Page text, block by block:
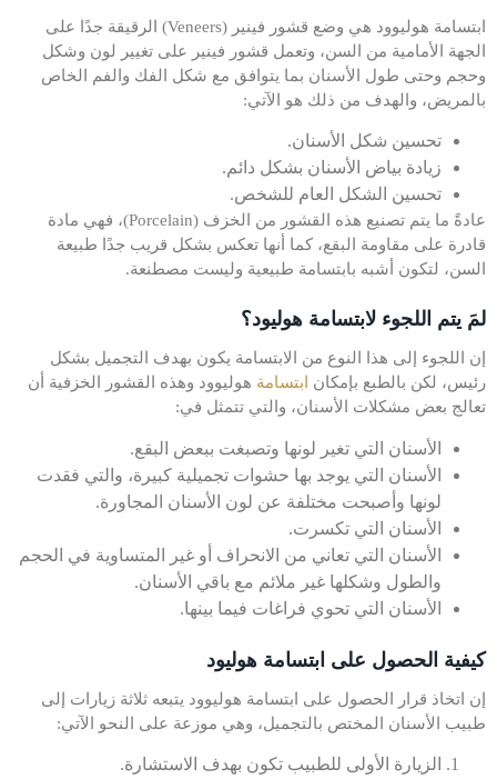
ابتسامة هوليوود هي وضع قشور فينير (Veneers) الرقيقة جدًا على
الجهة الأمامية من السن، وتعمل قشور فينير على تغيير لون وشكل
وحجم وحتى طول الأسنان بما يتوافق مع شكل الفك والفم الخاص
بالمريض، والهدف من ذلك هو الآتي:
تحسين شكل الأسنان.
زيادة بياض الأسنان بشكل دائم.
تحسين الشكل العام للشخص.
عادةً ما يتم تصنيع هذه القشور من الخزف (Porcelain)، فهي مادة
قادرة على مقاومة البقع، كما أنها تعكس بشكل قريب جدًا طبيعة
السن، لتكون أشبه بابتسامة طبيعية وليست مصطنعة.
لمَ يتم اللجوء لابتسامة هوليود؟
إن اللجوء إلى هذا النوع من الابتسامة يكون بهدف التجميل بشكل
رئيس، لكن بالطبع بإمكان
ابتسامة هوليوود وهذه القشور الخزفية أن
تعالج بعض مشكلات الأسنان، والتي تتمثل في:
الأسنان التي تغير لونها وتصبغت ببعض البقع.
الأسنان التي يوجد بها حشوات تجميلية كبيرة، والتي فقدت
لونها وأصبحت مختلفة عن لون الأسنان المجاورة.
الأسنان التي تكسرت.
الأسنان التي تعاني من الانحراف أو غير المتساوية في الحجم
والطول وشكلها غير ملائم مع باقي الأسنان.
الأسنان التي تحوي فراغات فيما بينها.
كيفية الحصول على ابتسامة هوليود
إن اتخاذ قرار الحصول على ابتسامة هوليوود يتبعه ثلاثة زيارات إلى
طبيب الأسنان المختص بالتجميل، وهي موزعة على النحو الآتي:
الزيارة الأولى للطبيب تكون بهدف الاستشارة.